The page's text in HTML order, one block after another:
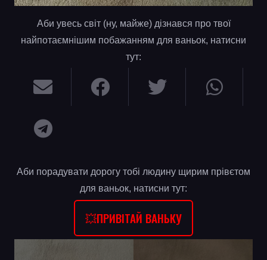
Аби увесь світ (ну, майже) дізнався про твої
найпотаємнішим побажанням для ваньок, натисни
тут:
Аби порадувати дорогу тобі людину щирим прівєтом
для ваньок, натисни тут:
💥ПРИВІТАЙ ВАНЬКУ